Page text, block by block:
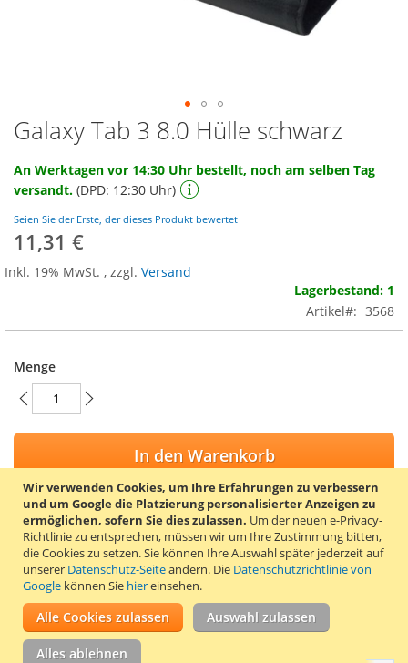
Wir verwenden Cookies, um Ihre Erfahrungen zu verbessern
und um Google die Platzierung personalisierter Anzeigen zu
ermöglichen, sofern Sie dies zulassen. Um der neuen e-Privacy-
Richtlinie zu entsprechen, müssen wir um Ihre Zustimmung bitten,
die Cookies zu setzen.Sie können Ihre Auswahl später jederzeit auf
unserer Datenschutz-Seiteändern. Die Datenschutzrichtlinie von
Google können Sie hiereinsehen.
Alle Cookies zulassen Auswahl zulassen
Alles ablehnen
Zum
Anfang
der
Bildgalerie
springen
Galaxy Tab 3 8.0 Hülle schwarz
An Werktagen vor 14:30 Uhr bestellt, noch am selben Tag
versandt. (DPD: 12:30 Uhr)
Seien Sie der Erste, der dieses Produkt bewertet
11,31 €
Inkl. 19% MwSt. , zzgl. Versand
Lagerbestand: 1
Artikel
3568
Menge
In den Warenkorb
ZUR WUNSCHLISTE HINZUFÜGEN
ZUR VERGLEICHSLISTE HINZUFÜGEN
Stylisches 360° drehbares Tablet Cover für das Samsung
Galaxy Tab 3 8.0 Tablet. Farbe schwarz.